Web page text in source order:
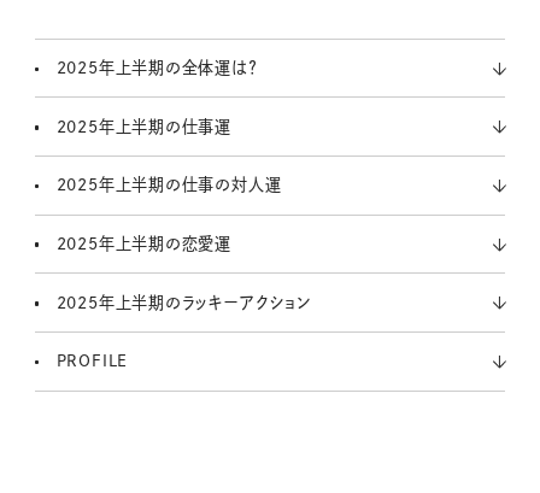
2025年上半期の全体運は？
2025年上半期の仕事運
2025年上半期の仕事の対人運
2025年上半期の恋愛運
2025年上半期のラッキーアクション
PROFILE